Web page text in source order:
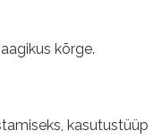
kõrge.
kasutustüüp